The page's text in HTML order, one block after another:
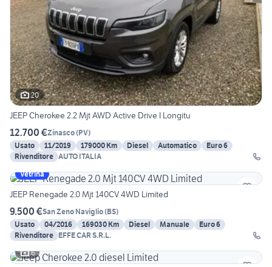
20
JEEP Cherokee 2.2 Mjt AWD Active Drive I Longitu
12.700 €Zinasco(PV)
Usato
11/2019 179000 Km Diesel Automatico
Euro 6
Rivenditore AUTO ITALIA
Vetrina
JEEP Renegade 2.0 Mjt 140CV 4WD Limited
9.500 €San Zeno Naviglio(BS)
Usato
04/2016 169030 Km Diesel Manuale
Euro 6
Rivenditore EFFE CAR S.R.L.
6